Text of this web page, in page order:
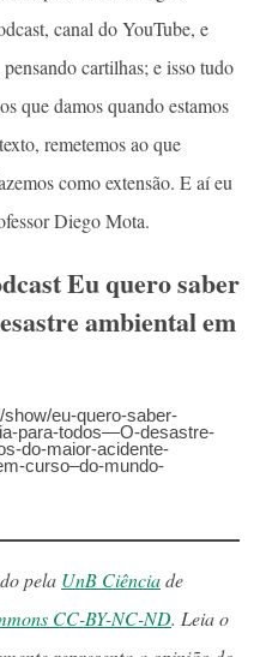
canal do YouTube, e
cartilhas; e isso tudo
que damos quando estamos
remetemos ao que
como extensão. E aí eu
Diego Mota.
Eu quero saber
ambiental em
eu-quero-saber-
para-todos—O-desastre-
do-maior-acidente-
curso–do-mundo-
pela UnB Ciênciade
CC-BY-NC-ND. Leia o